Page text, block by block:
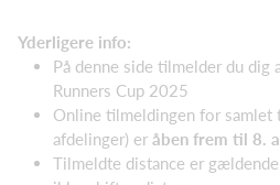
Yderligere info:
På denne side tilmelder du dig
Runners Cup 2025
Online tilmeldingen for samlet
afdelinger) er åben frem til 8.
Tilmeldte distance er